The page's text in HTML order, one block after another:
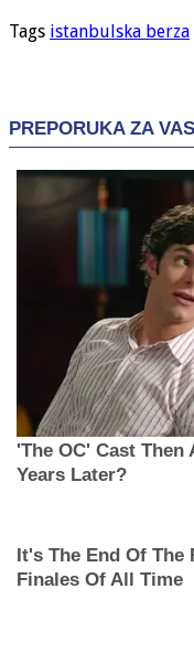
Tags istanbulska berza